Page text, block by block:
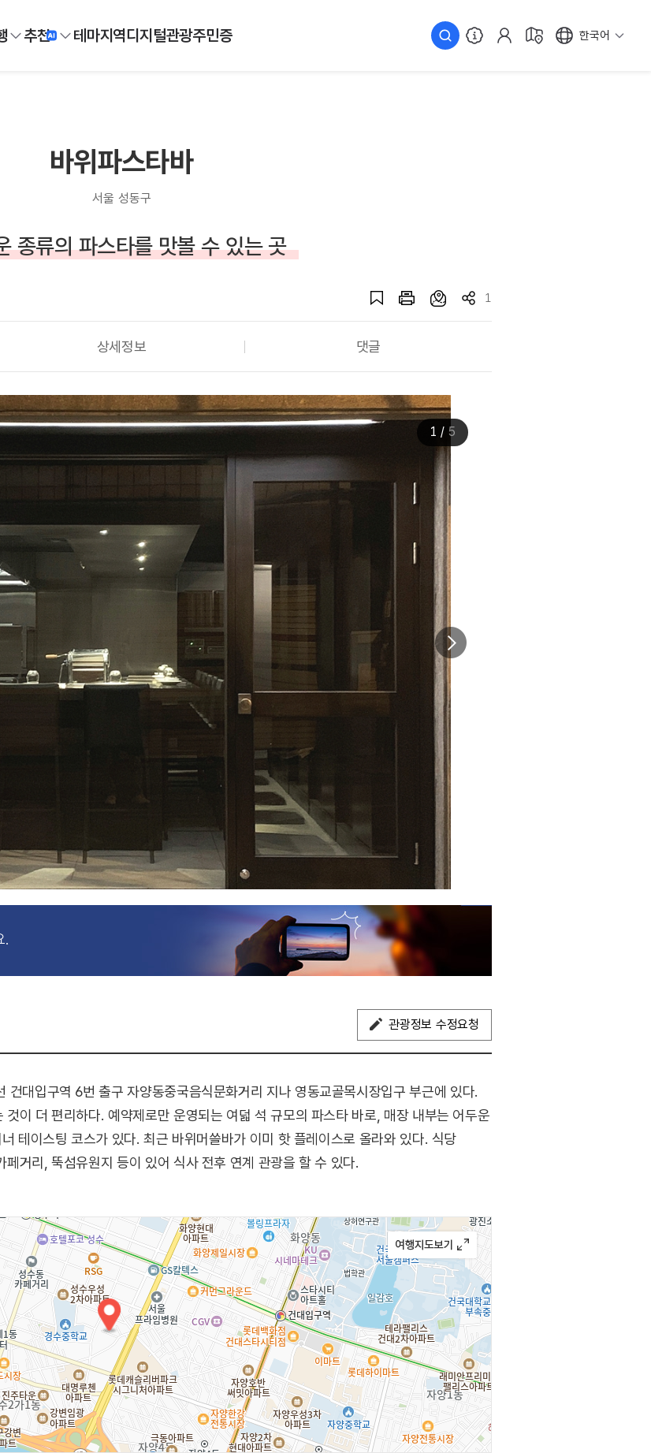
추천 테마지역디지털관광주민증 한국어
바위파스타바
서울 성동구
종류의 파스타를 맛볼 수 있는 곳
1
상세정보 댓글
1 / 5
.
관광정보 수정요청
건대입구역 6번 출구 자양동중국음식문화거리 지나 영동교골목시장입구 부근에 있다.
이 더 편리하다. 예약제로만 운영되는 여덟 석 규모의 파스타 바로, 매장 내부는 어두운
테이스팅 코스가 있다. 최근 바위머쓸바가 이미 핫 플레이스로 올라와 있다. 식당
거리, 뚝섬유원지 등이 있어 식사 전후 연계 관광을 할 수 있다.